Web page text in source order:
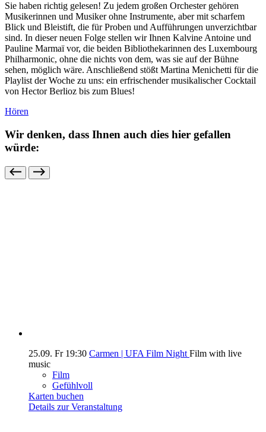
Sie haben richtig gelesen! Zu jedem großen Orchester gehören
Musikerinnen und Musiker ohne Instrumente, aber mit scharfem
Blick und Bleistift, die für Proben und Aufführungen unverzichtbar
sind. In dieser neuen Folge stellen wir Ihnen Kalvine Antoine und
Pauline Marmaï vor, die beiden Bibliothekarinnen des Luxembourg
Philharmonic, ohne die nichts von dem, was sie auf der Bühne
sehen, möglich wäre. Anschließend stößt Martina Menichetti für die
Playlist der Woche zu uns: ein erfrischender musikalischer Cocktail
von Hector Berlioz bis zum Blues!
Hören
Wir denken, dass Ihnen auch dies hier gefallen
würde:
25.09. Fr 19:30 Carmen | UFA Film Night Film with live
music
Film
Gefühlvoll
Karten buchen
Details zur Veranstaltung